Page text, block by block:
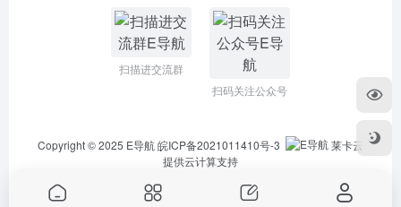
扫描进交流群
扫码关注公众号
Copyright © 2025 E导航皖ICP备2021011410号-3
莱卡云
提供云计算支持